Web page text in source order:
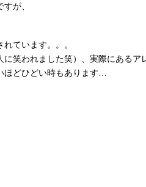
が、
ています。。。
笑われました笑）、実際にあるア
ほどひどい時もあります…